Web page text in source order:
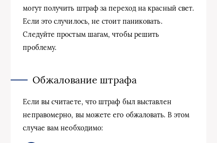
могут получить штраф за переход на красный свет.
Если это случилось, не стоит паниковать.
Следуйте простым шагам, чтобы решить
проблему.
Обжалование штрафа
Если вы считаете, что штраф был выставлен
неправомерно, вы можете его обжаловать. В этом
случае вам необходимо: